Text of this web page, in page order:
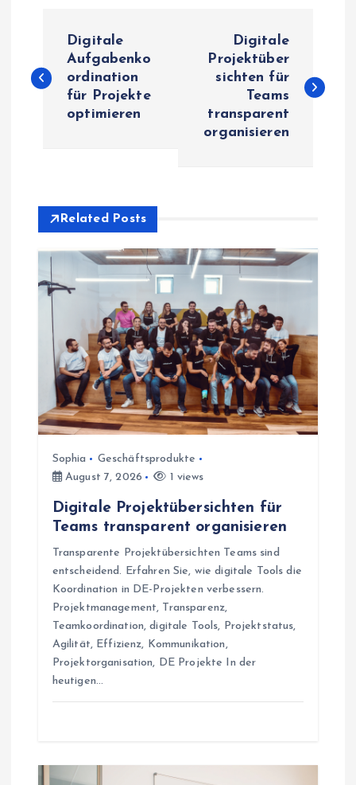
o
v
t
Digitale
Aufgabenko
ordination
für Projekte
optimieren
Digitale
Projektüber
sichten für
Teams
transparent
organisieren
Related Posts
Sophia
Geschäftsprodukte
August 7, 2026
1 views
Digitale Projektübersichten für
Teams transparent organisieren
Transparente Projektübersichten Teams sind
entscheidend. Erfahren Sie, wie digitale Tools die
Koordination in DE-Projekten verbessern.
Projektmanagement, Transparenz,
Teamkoordination, digitale Tools, Projektstatus,
Agilität, Effizienz, Kommunikation,
Projektorganisation, DE Projekte In der
heutigen…